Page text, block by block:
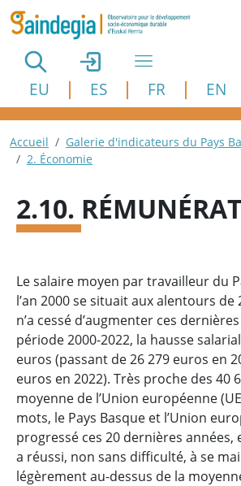
Aller au contenu principal
EU ES FR EN
Fil d'Ariane
Accueil
Galerie d'indicateurs du Pays
2. Économie
2.10.
Le salaire moyen par travailleur du
l’an 2000 se situait aux alentours de
n’a cessé d’augmenter ces
période 2000-2022, la hausse
euros (passant de 26 279 euros en
euros en 2022). Très proche des 40
moyenne de l’Union européenne
mots, le Pays Basque et l’Union
progressé ces 20 dernières années,
a réussi, non sans difficulté, à se
légèrement au-dessus de la